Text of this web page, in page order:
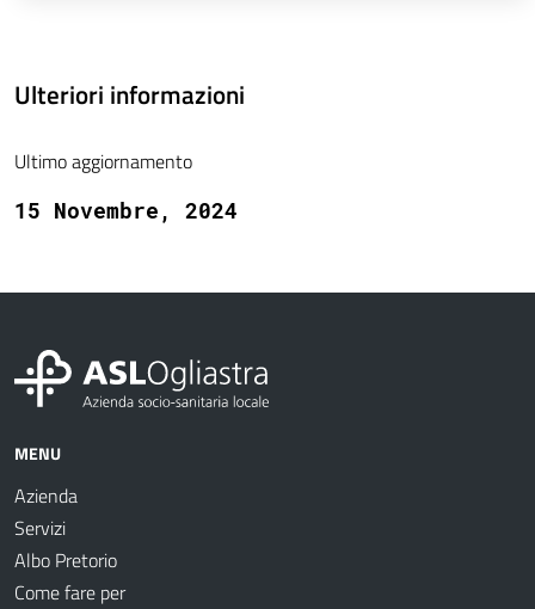
Ulteriori informazioni
Ultimo aggiornamento
15 Novembre, 2024
MENU
Azienda
Servizi
Albo Pretorio
Come fare per